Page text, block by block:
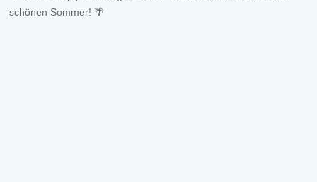
schönen Sommer! 🌴